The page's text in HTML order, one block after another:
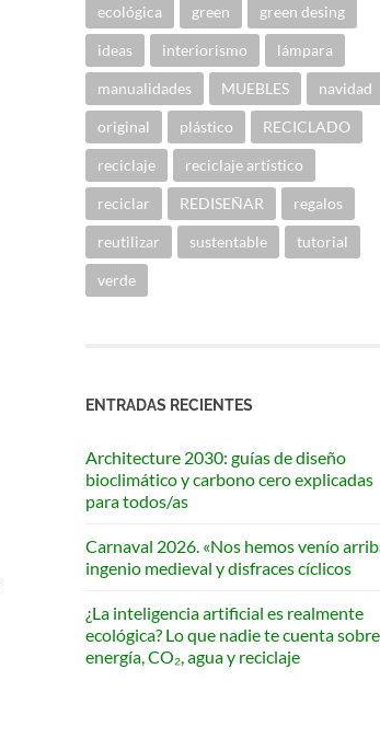
ecológica green green desing
ideas interiorismo lámpara
manualidades MUEBLES navidad
original plástico RECICLADO
reciclaje reciclaje artístico
reciclar REDISEÑAR regalos
reutilizar sustentable tutorial
verde
ENTRADAS RECIENTES
Architecture 2030: guías de diseño
bioclimático y carbono cero explicadas
para todos/as
Carnaval 2026. «Nos hemos venío
ingenio medieval y disfraces cíclicos
¿La inteligencia artificial es realmente
ecológica? Lo que nadie te cuenta sobre
energía, CO₂, agua y reciclaje